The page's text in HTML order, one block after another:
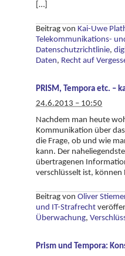
[…]
Beitrag von Kai-Uwe
Telekommunikations-
Datenschutzrichtlinie,
Daten, Recht auf
PRISM, Tempora etc. –
24.6.2013 – 10:50
Nachdem man heute
Kommunikation über
die Frage, ob und wie
kann. Der
übertragenen
verschlüsselt ist, können
Beitrag von Oliver
und IT-Strafrecht
Überwachung,
Prism und Tempora: